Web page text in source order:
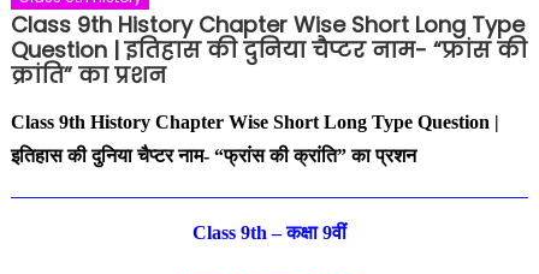
Class 9th History Chapter Wise Short Long Type
Question | इतिहास की दुनिया चैप्टर नाम- “फ्रांस की
क्रांति” का प्रशन
Class 9th History Chapter Wise Short Long Type Question |
इतिहास की दुनियाचैप्टर नाम- “फ्रांस की क्रांति”का प्रशन
Class 9th – कक्षा 9वीं